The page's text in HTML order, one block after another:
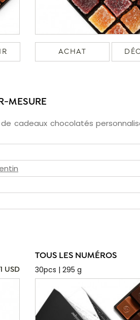
ACHAT
MESURE
cadeaux chocolatés
USD
TOUS LES NUMÉROS
30pcs | 295 g